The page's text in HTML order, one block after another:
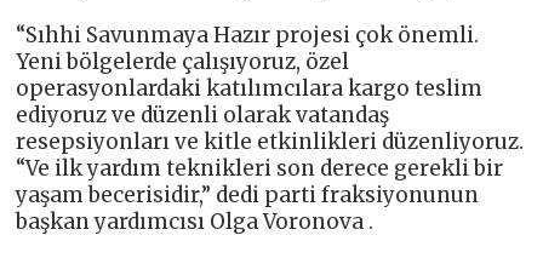
“Sıhhi Savunmaya Hazır projesi çok önemli.
Yeni bölgelerde çalışıyoruz, özel
operasyonlardaki katılımcılara kargo teslim
ediyoruz ve düzenli olarak vatandaş
resepsiyonları ve kitle etkinlikleri düzenliyoruz.
“Ve ilk yardım teknikleri son derece gerekli bir
yaşam becerisidir,” dedi parti fraksiyonunun
başkan yardımcısı Olga Voronova .